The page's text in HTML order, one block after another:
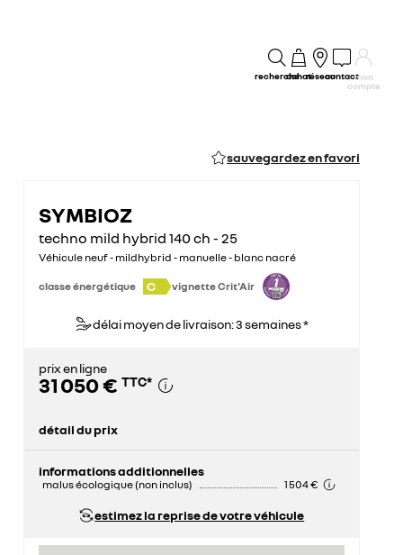
rechercheachatréseaucontactmon
compte
sauvegardez en favori
SYMBIOZ
techno mild hybrid 140 ch - 25
Véhicule neuf - mildhybrid - manuelle - blanc nacré
classe énergétique C vignette Crit'Air
délai moyen de livraison: 3 semaines *
prix en ligne
31 050 € TTC*
détail du prix
informations additionnelles
malus écologique (non inclus) 1 504 €
estimez la reprise de votre véhicule